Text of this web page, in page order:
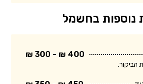
נוספות בחשמל
400 ₪ - 300 ₪
הביקור.